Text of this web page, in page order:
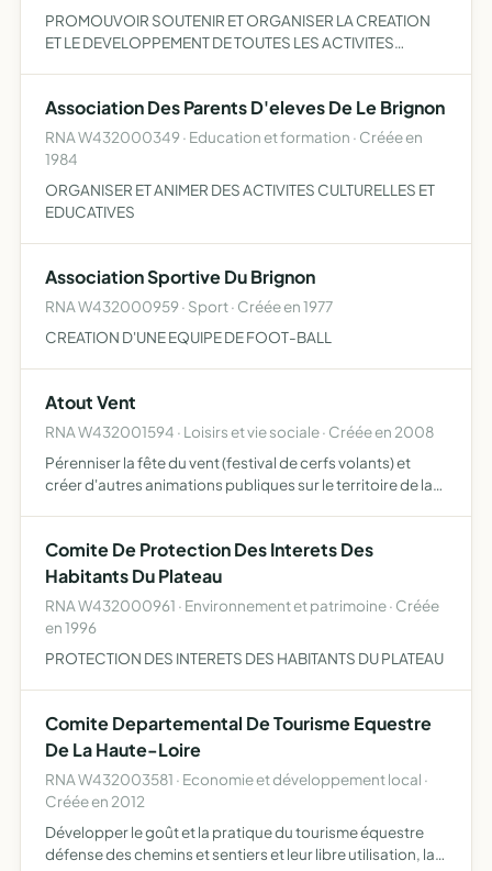
PROMOUVOIR SOUTENIR ET ORGANISER LA CREATION
ET LE DEVELOPPEMENT DE TOUTES LES ACTIVITES
Association Des Parents D'eleves De Le Brignon
RNA W432000349 · Education et formation · Créée en
1984
ORGANISER ET ANIMER DES ACTIVITES CULTURELLES ET
EDUCATIVES
Association Sportive Du Brignon
RNA W432000959 · Sport · Créée en 1977
CREATION D'UNE EQUIPE DE FOOT-BALL
Atout Vent
RNA W432001594 · Loisirs et vie sociale · Créée en 2008
Pérenniser la fête du vent (festival de cerfs volants) et
créer d'autres animations publiques sur le territoire de la
Comite De Protection Des Interets Des
Habitants Du Plateau
RNA W432000961 · Environnement et patrimoine · Créée
en 1996
PROTECTION DES INTERETS DES HABITANTS DU PLATEAU
Comite Departemental De Tourisme Equestre
De La Haute-Loire
RNA W432003581 · Economie et développement local ·
Créée en 2012
Développer le goût et la pratique du tourisme équestre
défense des chemins et sentiers et leur libre utilisation, la